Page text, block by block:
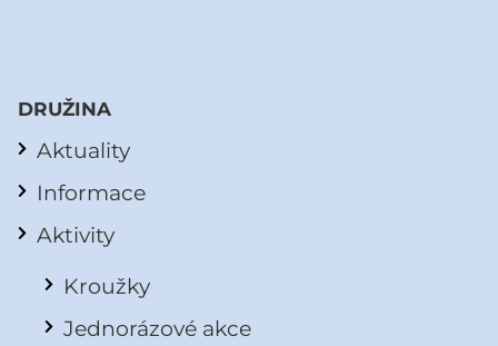
DRUŽINA
Aktuality
Informace
Aktivity
Kroužky
Jednorázové akce